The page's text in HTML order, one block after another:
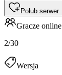
Polub serwer
Gracze online
2/30
Wersja